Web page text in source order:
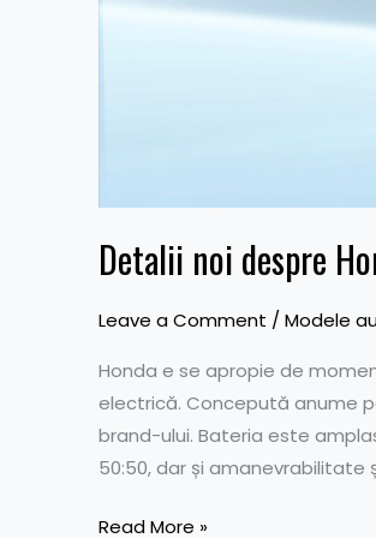
Detalii noi despre
Leave a Comment /Modele
Honda e se apropie de
electrică. Concepută anume
brand-ului. Bateria este
50:50, dar și
Read More »